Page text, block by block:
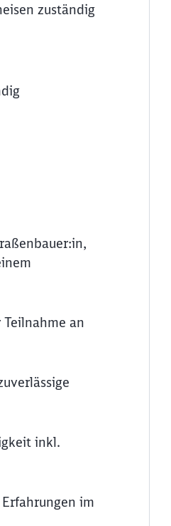
zuständig
an
inkl.
im